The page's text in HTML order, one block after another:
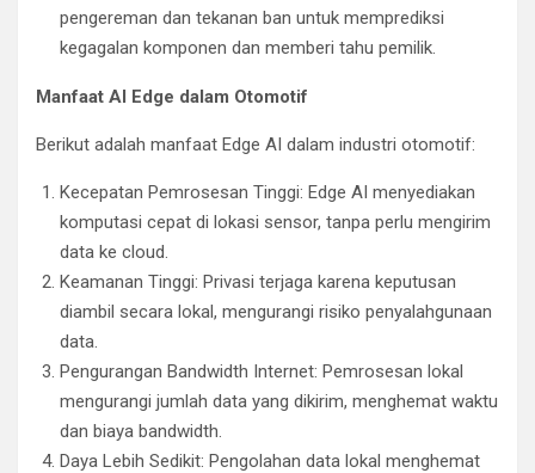
pengereman dan tekanan ban untuk memprediksi
kegagalan komponen dan memberi tahu pemilik.
Manfaat AI Edge dalam Otomotif
Berikut adalah manfaat Edge AI dalam industri otomotif:
Kecepatan Pemrosesan Tinggi: Edge AI menyediakan
komputasi cepat di lokasi sensor, tanpa perlu mengirim
data ke cloud.
Keamanan Tinggi: Privasi terjaga karena keputusan
diambil secara lokal, mengurangi risiko penyalahgunaan
data.
Pengurangan Bandwidth Internet: Pemrosesan lokal
mengurangi jumlah data yang dikirim, menghemat waktu
dan biaya bandwidth.
Daya Lebih Sedikit: Pengolahan data lokal menghemat